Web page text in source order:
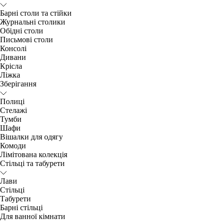
Барні столи та стійки
Журнальні столики
Обідні столи
Письмові столи
Консолі
Дивани
Крісла
Ліжка
Зберігання
Полиці
Стелажі
Тумби
Шафи
Вішалки для одягу
Комоди
Лімітована колекція
Стільці та табурети
Лави
Стільці
Табурети
Барні стільці
Для ванної кімнати